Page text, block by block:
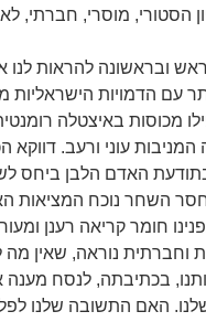
הסטורי, מוסרי, חברתי,
ובראשונה להראות לנו
עם הדמויות הישראליות
מכוסות באיצטלה
עוני ורעב. דווקא
האדם הלבן ביחס
השחר נוכח המציאות
חומר קריאה רענן
נוראה, שאין מה
בכתיבתה, לנסח מענה
האם התשובה שלנו